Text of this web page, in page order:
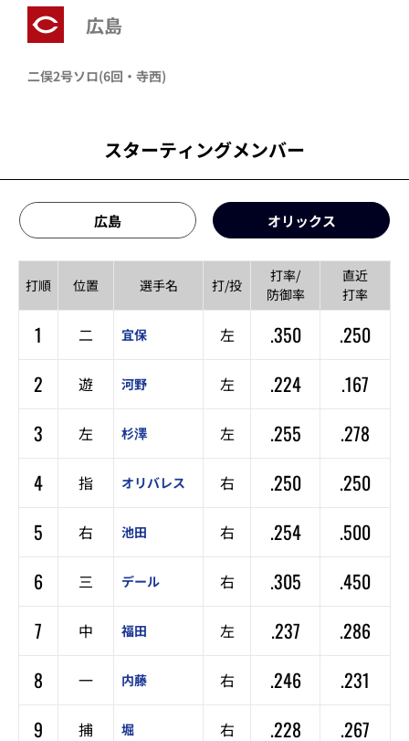
広島
二俣2号ソロ(6回・ 寺西)
スターティングメンバー
広島 オリックス
打順 位置 選手名 打/投
打率/
防御率
直近
打率
1 二 宜保 左 .350
.250
2
遊 河野 左 .224
.167
3
左 杉澤 左 .255
.278
4
指 オリバレス 右 .250
.250
5
右 池田 右 .254
.500
6
三 デール 右 .305
.450
7
中 福田 左 .237
.286
8
一 内藤 右 .246
.231
9
捕 堀 右 .228 .267